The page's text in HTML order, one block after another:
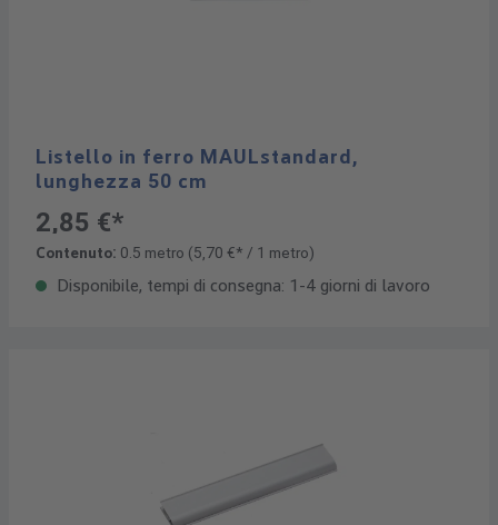
Listello in ferro MAULstandard,
lunghezza 50 cm
2,85 €*
Contenuto: 0.5 metro (5,70 €* / 1 metro)
Disponibile, tempi di consegna: 1-4 giorni di lavoro